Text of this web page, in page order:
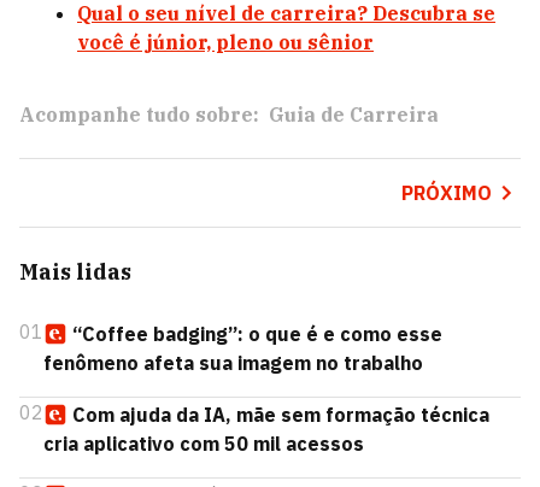
Qual o seu nível de carreira? Descubra se
você é júnior, pleno ou sênior
Acompanhe tudo sobre: Guia de Carreira
PRÓXIMO
Mais lidas
01
“Coffee badging”: o que é e como esse
fenômeno afeta sua imagem no trabalho
02
Com ajuda da IA, mãe sem formação técnica
cria aplicativo com 50 mil acessos